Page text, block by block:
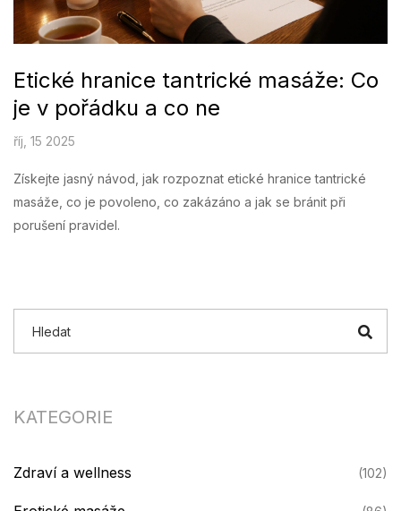
Etické hranice tantrické masáže: Co
je v pořádku a co ne
říj, 15 2025
Získejte jasný návod, jak rozpoznat etické hranice tantrické
masáže, co je povoleno, co zakázáno a jak se bránit při
porušení pravidel.
KATEGORIE
Zdraví a wellness (102)